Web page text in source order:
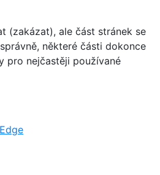
(zakázat), ale část stránek se
některé části dokonce
pro nejčastěji používané